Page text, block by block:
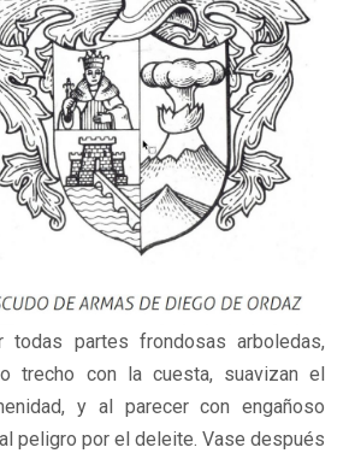
todas partes frondosas arboledas,
trecho con la cuesta, suavizan el
y al parecer con engañoso
peligro por el deleite. Vase después